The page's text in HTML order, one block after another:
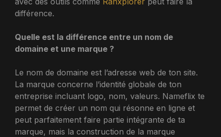
différence.
Quelle est la différence entre un nom de
domaine et une marque ?
Le nom de domaine est l’adresse web de ton site.
La marque concerne l’identité globale de ton
entreprise incluant logo, nom, valeurs. Nameflix te
permet de créer un nom qui résonne en ligne et
peut parfaitement faire partie intégrante de ta
marque, mais la construction de la marque